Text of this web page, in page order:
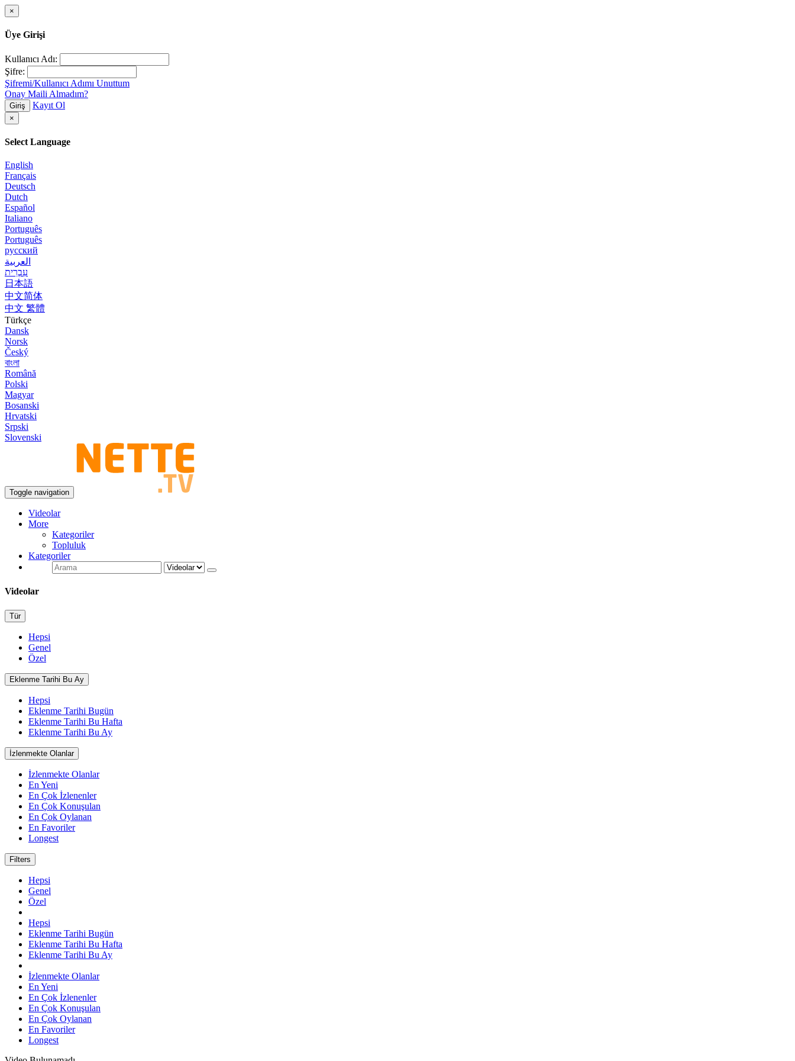
×
Üye Girişi
Kullanıcı Adı:
Şifre:
Şifremi/Kullanıcı Adımı Unuttum
Onay Maili Almadım?
Giriş Kayıt Ol
×
Select Language
English
Français
Deutsch
Dutch
Español
Italiano
Português
Português
русский
العربية
עִבְרִית
日本語
中文简体
中文 繁體
Türkçe
Dansk
Norsk
Český
বাংলা
Română
Polski
Magyar
Bosanski
Hrvatski
Srpski
Slovenski
Toggle navigation
Videolar
More
Kategoriler
Topluluk
Kategoriler
Videolar
Tür
Hepsi
Genel
Özel
Eklenme Tarihi Bu Ay
Hepsi
Eklenme Tarihi Bugün
Eklenme Tarihi Bu Hafta
Eklenme Tarihi Bu Ay
İzlenmekte Olanlar
İzlenmekte Olanlar
En Yeni
En Çok İzlenenler
En Çok Konuşulan
En Çok Oylanan
En Favoriler
Longest
Filters
Hepsi
Genel
Özel
Hepsi
Eklenme Tarihi Bugün
Eklenme Tarihi Bu Hafta
Eklenme Tarihi Bu Ay
İzlenmekte Olanlar
En Yeni
En Çok İzlenenler
En Çok Konuşulan
En Çok Oylanan
En Favoriler
Longest